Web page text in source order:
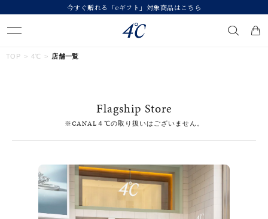
今すぐ贈れる「eギフト」対象商品はこちら
#eギフト #ハーフエタニティリング
#メンズ ネックレス
カテゴリー すべてのジュエリー
TOP 4℃ 店舗一覧
Flagship Store
※CANAL４℃の取り扱いはございません。